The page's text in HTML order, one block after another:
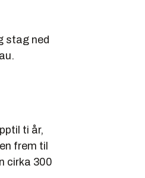
stag ned
ti år,
frem til
cirka 300